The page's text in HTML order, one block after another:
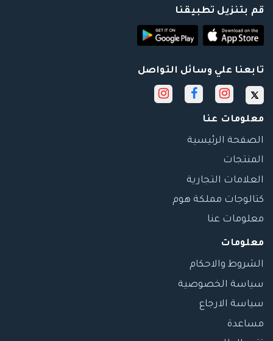
قم بتنزيل تطبيقنا
تابعنا علي وسائل التواصل
معلومات عنا
الصفحة الرئيسية
المنتجات
العلامات التجارية
كتالوجات مملكة هوم
معلومات عنا
معلومات
الشروط والاحكام
سياسة الخصوصية
سياسة الارجاع
مساعدة